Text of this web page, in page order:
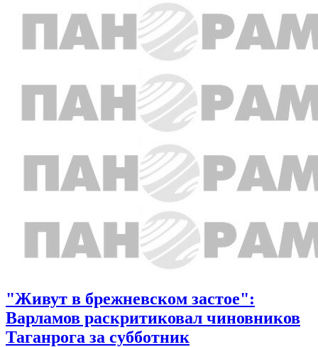
"Живут в брежневском застое":
Варламов раскритиковал чиновников
Таганрога за субботник